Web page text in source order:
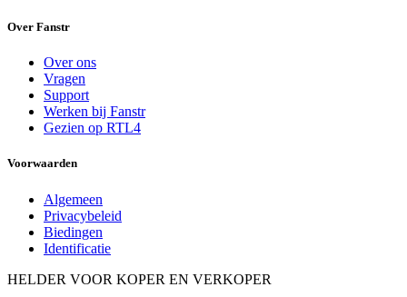
Over Fanstr
Over ons
Vragen
Support
Werken bij Fanstr
Gezien op RTL4
Voorwaarden
Algemeen
Privacybeleid
Biedingen
Identificatie
HELDER VOOR KOPER EN VERKOPER